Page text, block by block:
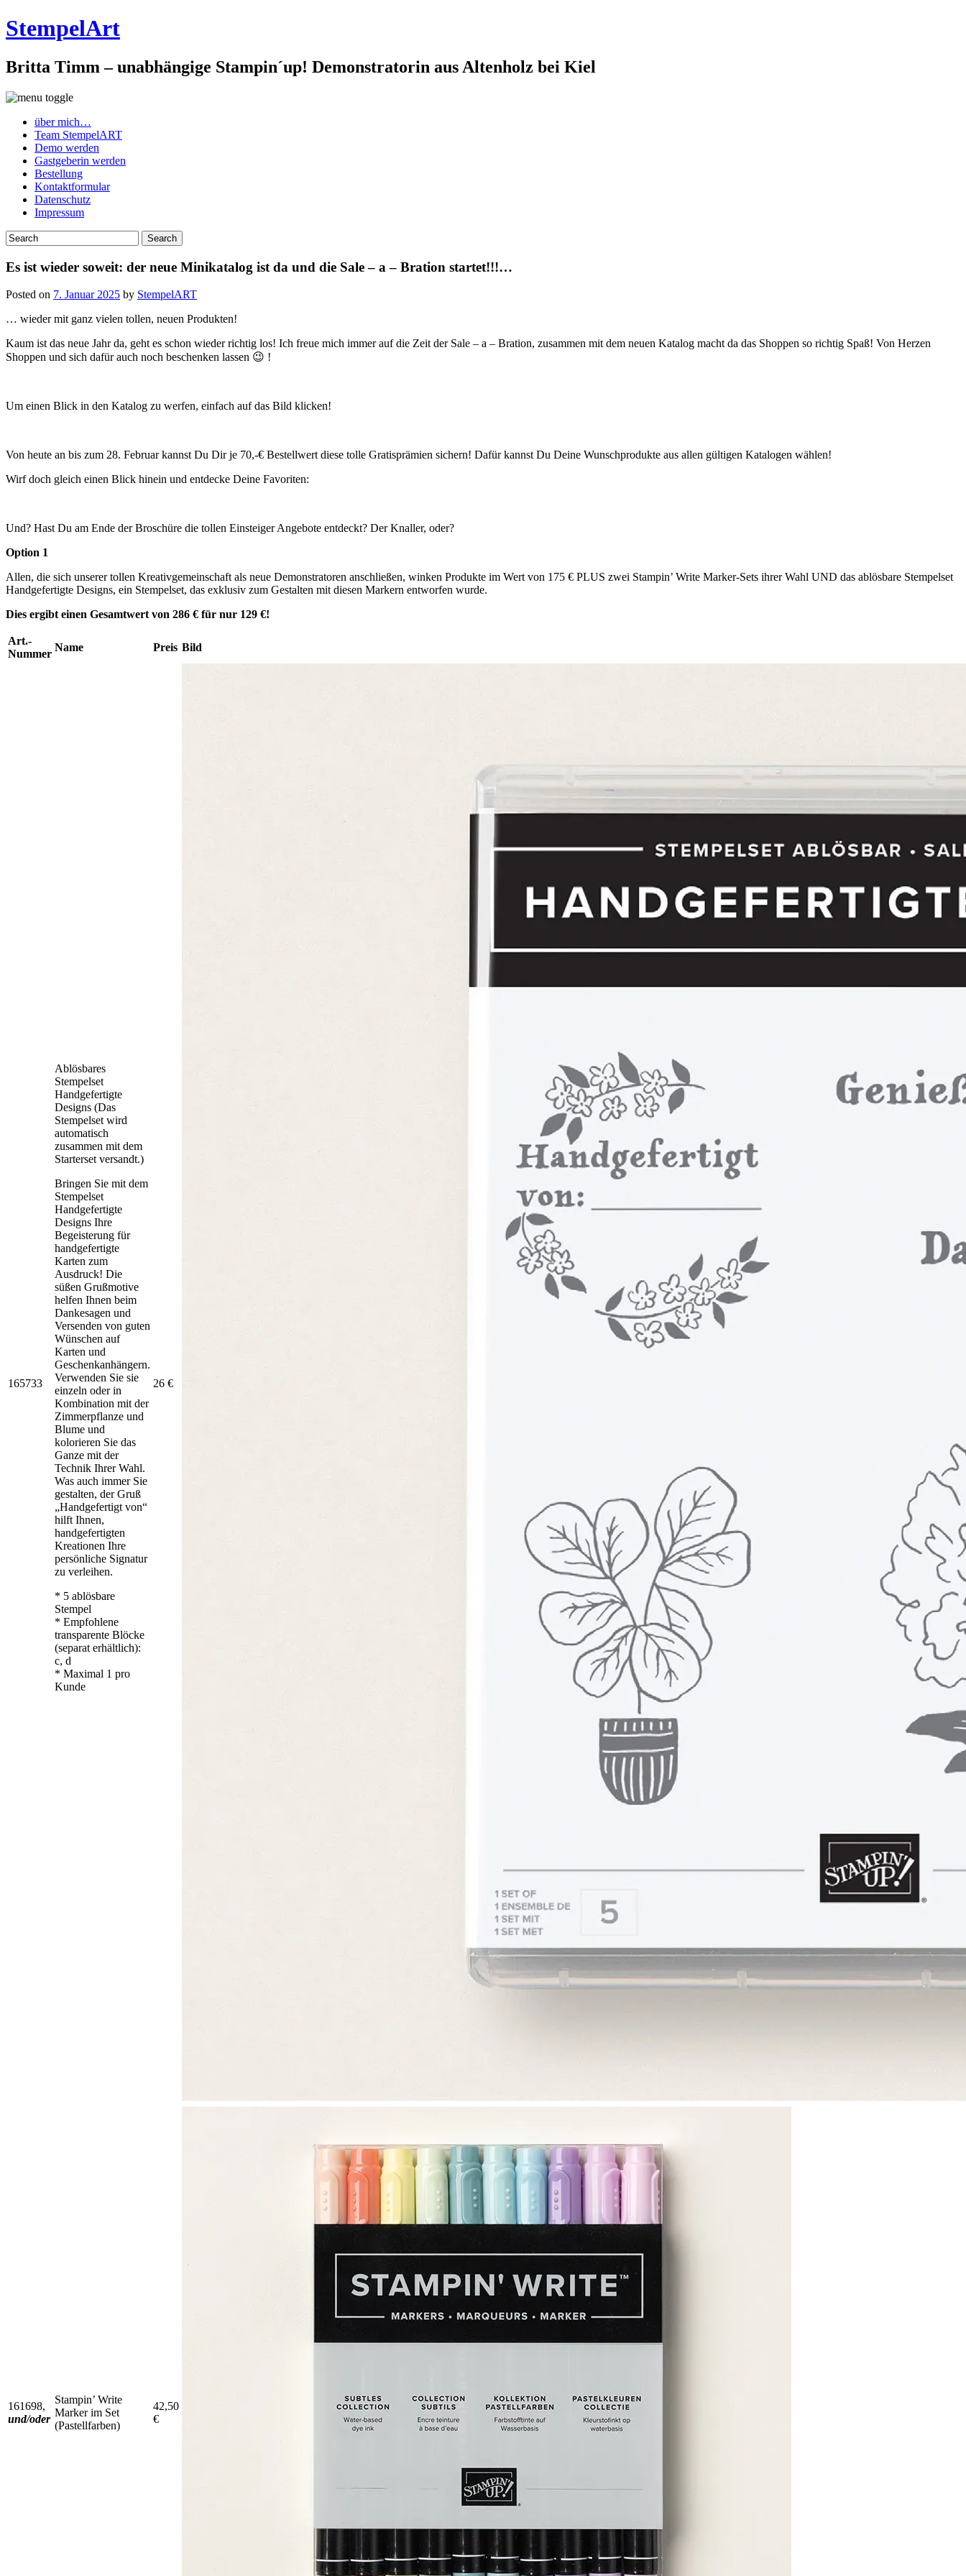
StempelArt
Britta Timm – unabhängige Stampin´up! Demonstratorin aus Altenholz bei Kiel
über mich…
Team StempelART
Demo werden
Gastgeberin werden
Bestellung
Kontaktformular
Datenschutz
Impressum
Es ist wieder soweit: der neue Minikatalog ist da und die Sale – a – Bration startet!!!…
Posted on 7. Januar 2025 by StempelART
… wieder mit ganz vielen tollen, neuen Produkten!
Kaum ist das neue Jahr da, geht es schon wieder richtig los! Ich freue mich immer auf die Zeit der Sale – a – Bration, zusammen mit dem neuen Katalog macht da das Shoppen so richtig Spaß! Von Herzen
Shoppen und sich dafür auch noch beschenken lassen 😉 !
Um einen Blick in den Katalog zu werfen, einfach auf das Bild klicken!
Von heute an bis zum 28. Februar kannst Du Dir je 70,-€ Bestellwert diese tolle Gratisprämien sichern! Dafür kannst Du Deine Wunschprodukte aus allen gültigen Katalogen wählen!
Wirf doch gleich einen Blick hinein und entdecke Deine Favoriten:
Und? Hast Du am Ende der Broschüre die tollen Einsteiger Angebote entdeckt? Der Knaller, oder?
Option 1
Allen, die sich unserer tollen Kreativgemeinschaft als neue Demonstratoren anschließen, winken Produkte im Wert von 175 € PLUS zwei Stampin’ Write Marker-Sets ihrer Wahl UND das ablösbare Stempelset
Handgefertigte Designs, ein Stempelset, das exklusiv zum Gestalten mit diesen Markern entworfen wurde.
Dies ergibt einen Gesamtwert von 286 € für nur 129 €!
Art.-
Nummer
Name Preis Bild
165733
Ablösbares
Stempelset
Handgefertigte
Designs (Das
Stempelset wird
automatisch
zusammen mit dem
Starterset versandt.)
Bringen Sie mit dem
Stempelset
Handgefertigte
Designs Ihre
Begeisterung für
handgefertigte
Karten zum
Ausdruck! Die
süßen Grußmotive
helfen Ihnen beim
Dankesagen und
Versenden von guten
Wünschen auf
Karten und
Geschenkanhängern.
Verwenden Sie sie
einzeln oder in
Kombination mit der
Zimmerpflanze und
Blume und
kolorieren Sie das
Ganze mit der
Technik Ihrer Wahl.
Was auch immer Sie
gestalten, der Gruß
„Handgefertigt von“
hilft Ihnen,
handgefertigten
Kreationen Ihre
persönliche Signatur
zu verleihen.
* 5 ablösbare
Stempel
* Empfohlene
transparente Blöcke
(separat erhältlich):
c, d
* Maximal 1 pro
Kunde
26 €
161698,
und/oder
Stampin’ Write
Marker im Set
(Pastellfarben)
42,50
€